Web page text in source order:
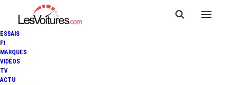
ESSAIS
F1
MARQUES
VIDÉOS
TV
ACTU